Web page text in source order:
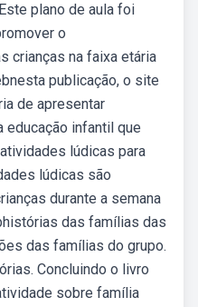
plano de aula foi
o
crianças na faixa etária
publicação, o site
de apresentar
infantil que
lúdicas para
lúdicas são
durante a semana
das famílias das
das famílias do grupo.
Concluindo o livro
sobre família